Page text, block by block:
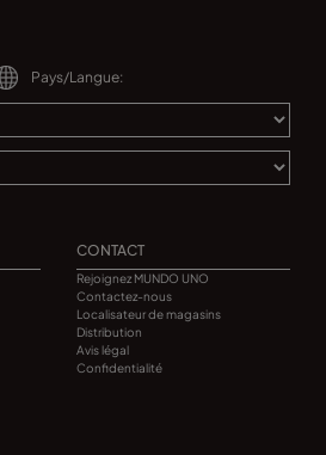
Pays/Langue:
CONTACT
Rejoignez MUNDO UNO
Contactez-nous
Localisateur de magasins
Distribution
Avis légal
Confidentialité